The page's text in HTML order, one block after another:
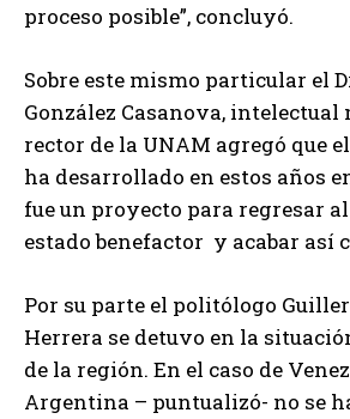
proceso posible”, concluyó.
Sobre este mismo particular el
González Casanova,
rector de la UNAM agregó que
ha desarrollado en estos años
fue un proyecto para regresar
estado benefactor y acabar así
Por su parte el politólogo
Herrera se detuvo en la
de la región. En el caso de
Argentina – puntualizó- no se